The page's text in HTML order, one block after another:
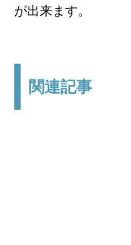
が出来ます。
関連記事